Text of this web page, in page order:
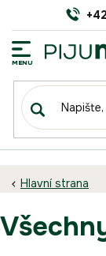
Hlavní strana